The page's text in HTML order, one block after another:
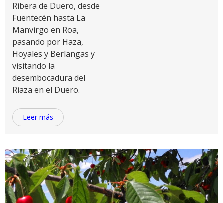
Ribera de Duero, desde
Fuentecén hasta La
Manvirgo en Roa,
pasando por Haza,
Hoyales y Berlangas y
visitando la
desembocadura del
Riaza en el Duero.
Leer más